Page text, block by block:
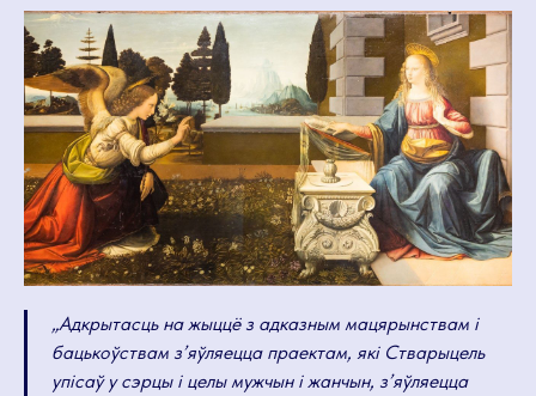
„Адкрытасць на жыццё з адказным мацярынствам і
бацькоўствам з’яўляецца праектам, які Стварыцель
упісаў у сэрцы і целы мужчын і жанчын, з’яўляецца